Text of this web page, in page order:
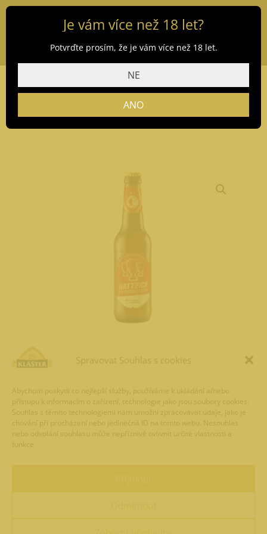
Spravovat Souhlas s cookies
Abychom poskytli co nejlepší služby, používáme k ukládání a/nebo
přístupu k informacím o zařízení, technologie jako jsou soubory cookies.
Souhlas s těmito technologiemi nám umožní zpracovávat údaje, jako je
chování při procházení nebo jedinečná ID na tomto webu. Nesouhlas
nebo odvolání souhlasu může nepříznivě ovlivnit určité vlastnosti a
funkce.
Domů/Obchod/HATT2ICK/ HATT2ICK 20/0,5 l (bez zálohy)
HATT2ICK 20/0,5 l (bez
zálohy)
Je vám více než 18 let?
Potvrďte prosím, že je vám více než 18 let.
NE
ANO